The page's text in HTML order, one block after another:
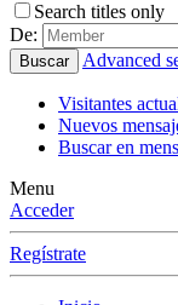
Search titles only
De:
Buscar Advanced
Visitantes
Nuevos
Buscar en
Menu
Acceder
Regístrate